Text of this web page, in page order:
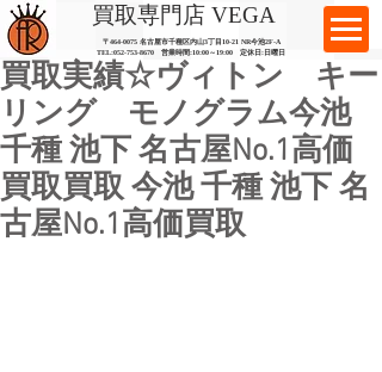
​買取専門店 VEGA
〒464-0075 名古屋市千種区内山3丁目10-21 ​ NR今池2F-A​
TEL:052-753-8670 営業時間:10:00～19:00​ 定休日:日曜日
買取実績☆ヴィトン キー
リング モノグラム今池
千種 池下 名古屋No.1高価
買取買取 今池 千種 池下 名
古屋No.1高価買取